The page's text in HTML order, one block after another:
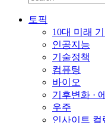
토픽
10대 미래
인공지능
기술정책
컴퓨팅
바이오
기후변화 ·
우주
인사이트 컬